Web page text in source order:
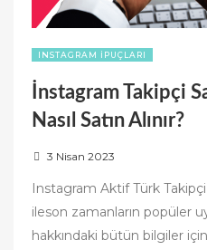
INSTAGRAM İPUÇLARI
İnstagram Takipçi
Nasıl Satın Alınır?
t
e
3 Nisan 2023
Instagram Aktif Türk Takipçi
ileson zamanların popüler
hakkındaki bütün bilgiler